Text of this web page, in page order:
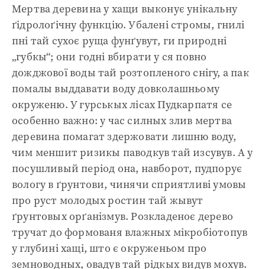
Мертва деревина у хащи выконує унікальну
ґідролоґічну функцію. Убалені стромы, гнилі
пні тай сухоє руща фунґувут, ги природні
„губкы“; они годні вбирати у ся повно
дожджової воды тай розтопленого снігу, а пак
помалы выддавати воду довколашньому
окруженю. У гурськых лісах Пудкарпатя се
особенно важно: у час силных злив мертва
деревина помагат здержовати лишню воду,
чим меншит ризикы паводкув тай изсувув. А у
посушливый період она, навборот, пудпорує
вологу в ґрунтови, чинячи сприятливі умовы
про руст молодых ростин тай жывут
ґрунтовых орґанізмув. Розкладеноє дерево
тручат до формованя влажных мікробіотопув
у глубині хащі, што є окруженьом про
земноводных, овадув тай рідкых видув мохув.